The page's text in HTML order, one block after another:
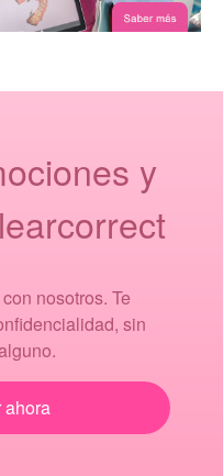
y
nosotros. Te
sin
ahora